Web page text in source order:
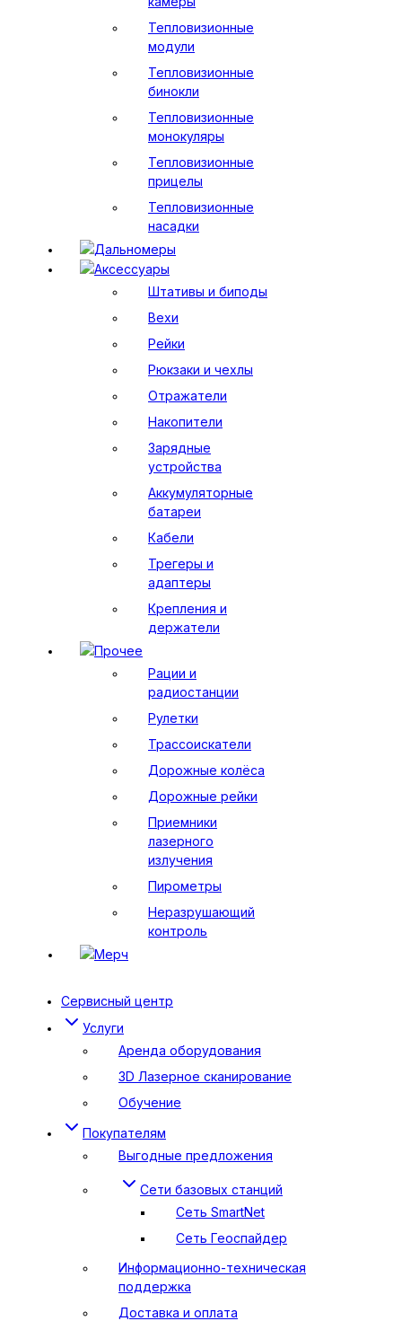
Тепловизионные
модули
Тепловизионные
бинокли
Тепловизионные
монокуляры
Тепловизионные
прицелы
Тепловизионные
насадки
Дальномеры
Аксессуары
Штативы и биподы
Вехи
Рейки
Рюкзаки и чехлы
Отражатели
Накопители
Зарядные
устройства
Аккумуляторные
батареи
Кабели
Трегеры и
адаптеры
Крепления и
держатели
Прочее
Рации и
радиостанции
Рулетки
Трассоискатели
Дорожные колёса
Дорожные рейки
Приемники
лазерного
излучения
Пирометры
Неразрушающий
контроль
Мерч
Сервисный центр
Услуги
Аренда оборудования
3D Лазерное сканирование
Обучение
Покупателям
Выгодные предложения
Сети базовых станций
Сеть SmartNet
Сеть Геоспайдер
Информационно-техническая
поддержка
Доставка и оплата